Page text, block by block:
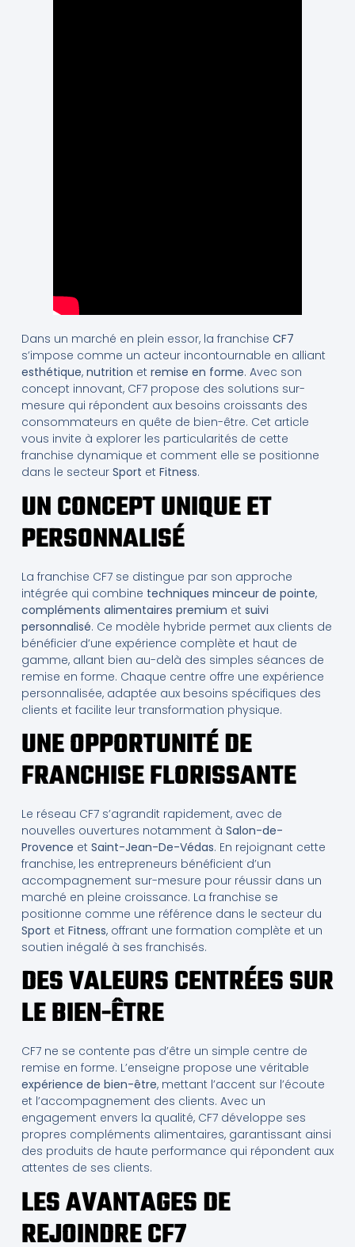
Dans un marché en plein essor, la franchise CF7
s’impose comme un acteur incontournable en alliant
esthétique, nutrition et remise en forme. Avec son
concept innovant, CF7 propose des solutions sur-
mesure qui répondent aux besoins croissants des
consommateurs en quête de bien-être. Cet article
vous invite à explorer les particularités de cette
franchise dynamique et comment elle se positionne
dans le secteur Sport et Fitness.
UN CONCEPT UNIQUE ET
PERSONNALISÉ
La franchise CF7 se distingue par son approche
intégrée qui combine techniques minceur de pointe,
compléments alimentaires premium et suivi
personnalisé. Ce modèle hybride permet aux clients de
bénéficier d’une expérience complète et haut de
gamme, allant bien au-delà des simples séances de
remise en forme. Chaque centre offre une expérience
personnalisée, adaptée aux besoins spécifiques des
clients et facilite leur transformation physique.
UNE OPPORTUNITÉ DE
FRANCHISE FLORISSANTE
Le réseau CF7 s’agrandit rapidement, avec de
nouvelles ouvertures notamment à Salon-de-
Provence et Saint-Jean-De-Védas. En rejoignant cette
franchise, les entrepreneurs bénéficient d’un
accompagnement sur-mesure pour réussir dans un
marché en pleine croissance. La franchise se
positionne comme une référence dans le secteur du
Sport et Fitness, offrant une formation complète et un
soutien inégalé à ses franchisés.
DES VALEURS CENTRÉES SUR
LE BIEN-ÊTRE
CF7 ne se contente pas d’être un simple centre de
remise en forme. L’enseigne propose une véritable
expérience de bien-être, mettant l’accent sur l’écoute
et l’accompagnement des clients. Avec un
engagement envers la qualité, CF7 développe ses
propres compléments alimentaires, garantissant ainsi
des produits de haute performance qui répondent aux
attentes de ses clients.
LES AVANTAGES DE
REJOINDRE CF7